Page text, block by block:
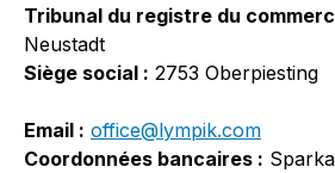
Tribunal du registre du
Neustadt
Siège social : 2753 Oberpiesting
Email : office@lympik.com
Coordonnées bancaires :